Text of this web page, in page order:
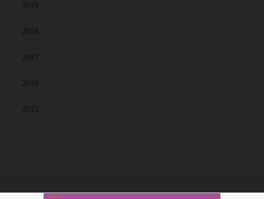
2019
2018
2017
2016
2015